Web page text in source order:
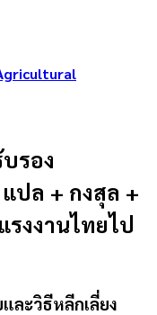
รอง
ปล + กงสุล +
งงานไทยไป
ะวิธีหลีกเลี่ยง